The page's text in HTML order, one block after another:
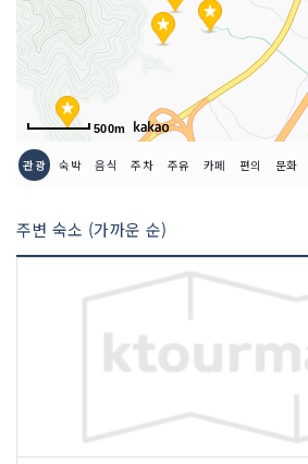
500m
관광 숙박 음식 주차 주유 카페 편의 문화
주변 숙소 (가까운 순)